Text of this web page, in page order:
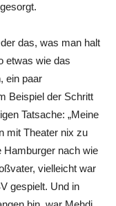
das, was man halt
etwas wie das
ein paar
Beispiel der Schritt
Tatsache: „Meine
mit Theater nix zu
Hamburger nach wie
vielleicht war
gespielt. Und in